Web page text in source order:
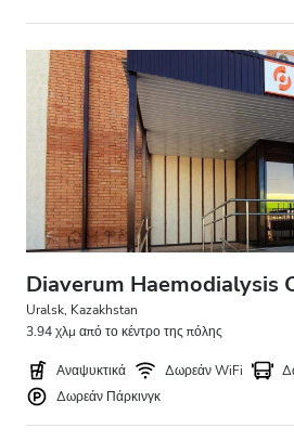
Diaverum Haemodialysis
Uralsk, Kazakhstan
3.94 χλμ από το κέντρο της πόλης
Αναψυκτικά Δωρεάν WiFi
Δωρεάν Πάρκινγκ